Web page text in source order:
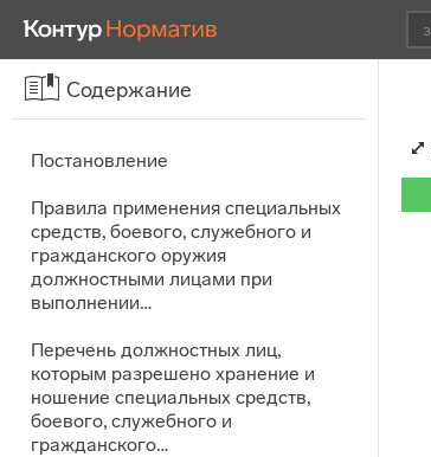
Содержание
Постановление
Правила применения специальных
средств, боевого, служебного и
гражданского оружия
должностными лицами при
выполнении…
Перечень должностных лиц,
которым разрешено хранение и
ношение специальных средств,
боевого, служебного и
гражданского…